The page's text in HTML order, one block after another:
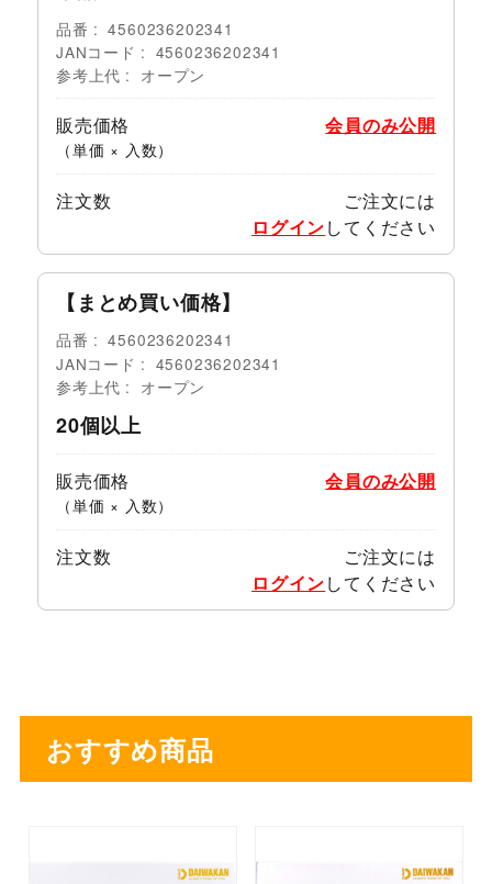
品番
4560236202341
JANコード
4560236202341
参考上代
オープン
販売価格
（単価 × 入数）
会員のみ公開
注文数
ご注文には
ログインしてください
【まとめ買い価格】
品番
4560236202341
JANコード
4560236202341
参考上代
オープン
20個以上
販売価格
（単価 × 入数）
会員のみ公開
注文数
ご注文には
ログインしてください
おすすめ商品